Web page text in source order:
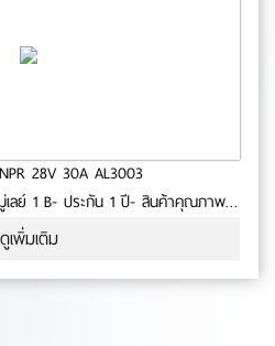
ไดชาร์จ อีซูซุ NPR 28V 30A AL3003
ลย์ 1 B- ประกัน 1 ปี- สินค้าคุณภาพ-
OEM No.0-22-94
ดูเพิ่มเติม